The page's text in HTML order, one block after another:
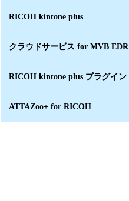
RICOH kintone plus
クラウドサービス for MVB EDR
RICOH kintone plus プラグイン
ATTAZoo+ for RICOH